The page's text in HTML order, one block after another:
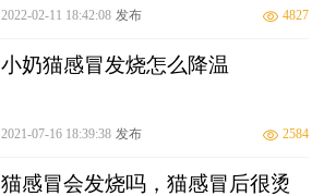
2022-02-11 18:42:08 发布 4827
小奶猫感冒发烧怎么降温
2021-07-16 18:39:38 发布 2584
猫感冒会发烧吗，猫感冒后很烫